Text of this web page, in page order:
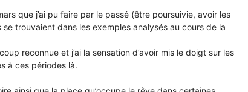
que j’ai pu faire par le passé (être poursuivie, avoir les
trouvaient dans les exemples analysés au cours de la
reconnue et j’ai la sensation d’avoir mis le doigt sur les
à ces périodes là.